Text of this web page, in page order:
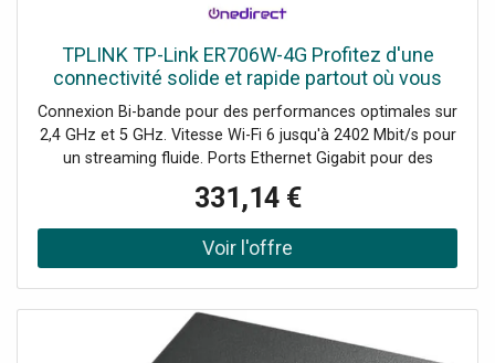
TPLINK TP-Link ER706W-4G Profitez d'une
connectivité solide et rapide partout où vous
êtes.
Connexion Bi-bande pour des performances optimales sur
2,4 GHz et 5 GHz. Vitesse Wi-Fi 6 jusqu'à 2402 Mbit/s pour
un streaming fluide. Ports Ethernet Gigabit pour des
SIM et interface intuitive pour une configuration rapide.
Technologie MU-MIMO permettant à plusieurs appareils de
se connecter simultanément et efficacement.
331,14 €